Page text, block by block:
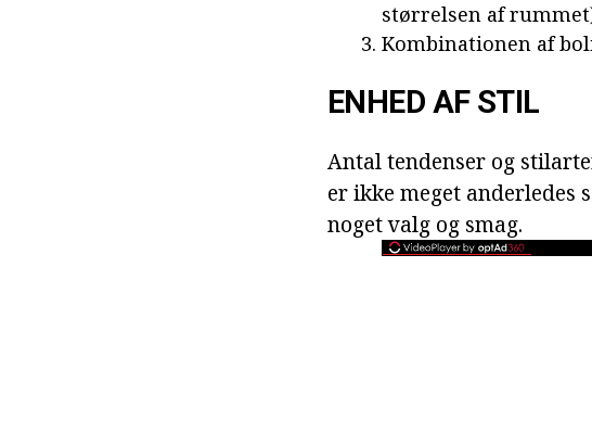
størrelsen af
Kombinationen af
ENHED AF STIL
Antal tendenser og
er ikke meget anderledes
noget valg og smag.